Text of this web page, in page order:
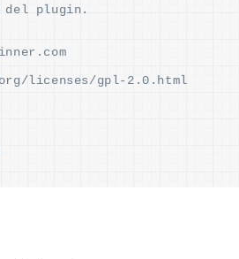
del plugin.
licenses/gpl-2.0.html